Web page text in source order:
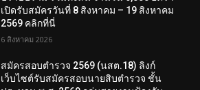
เปิดรับสมัครวันที่ 8 สิงหาคม – 19 สิงหาคม
2569 คลิกที่นี่
6 สิงหาคม 2026
สมัครสอบตํารวจ 2569 (นสต.18) ลิงก์
เว็บไซต์รับสมัครสอบนายสิบตำรวจ ชั้น